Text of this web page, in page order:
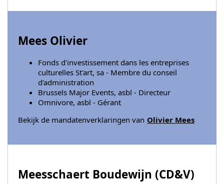
Mees Olivier
Fonds d'investissement dans les entreprises
culturelles St'art, sa - Membre du conseil
d'administration
Brussels Major Events, asbl - Directeur
Omnivore, asbl - Gérant
Bekijk de mandatenverklaringen van Olivier Mees
Meesschaert Boudewijn (CD&V)